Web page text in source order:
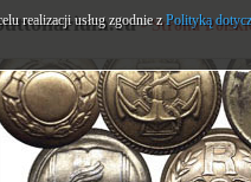
- Strona
realizacji usług zgodnie zPolityką